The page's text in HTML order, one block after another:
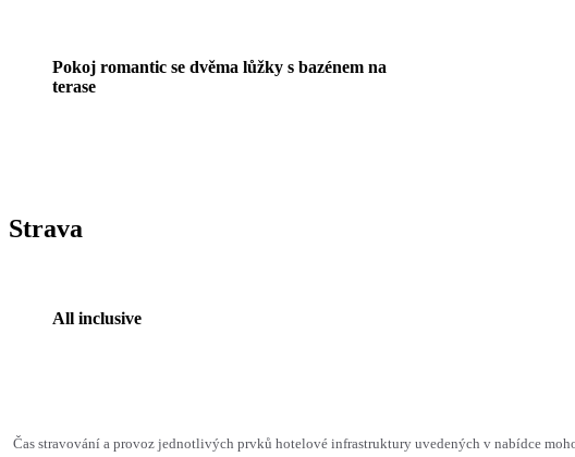
Pokoj romantic se dvěma lůžky s bazénem na
terase
Strava
All inclusive
Čas stravování a provoz jednotlivých prvků hotelové infrastruktury uvedených v nabídce